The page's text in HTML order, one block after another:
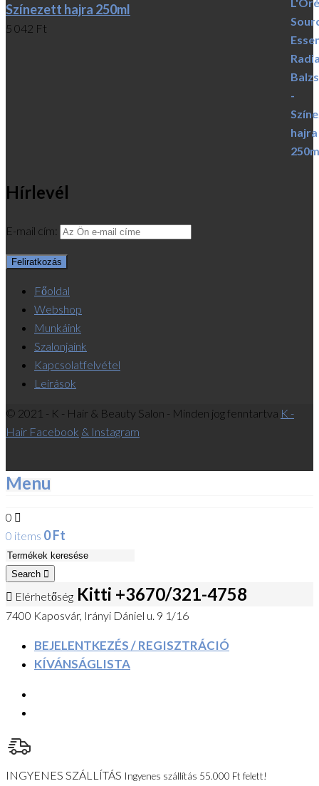
Színezett hajra 250ml
5 042 Ft
Hírlevél
E-mail cím:
Főoldal
Webshop
Munkáink
Szalonjaink
Kapcsolatfelvétel
Leírások
© 2021 - K - Hair & Beauty Salon - Minden jog fenntartva K -
Hair Facebook & Instagram
Menu
0
0 items 0Ft
Search
Elérhetőség Kitti +3670/321-4758
7400 Kaposvár, Irányi Dániel u. 9 1/16
BEJELENTKEZÉS / REGISZTRÁCIÓ
KÍVÁNSÁGLISTA
INGYENES SZÁLLÍTÁS Ingyenes szállítás 55.000 Ft felett!